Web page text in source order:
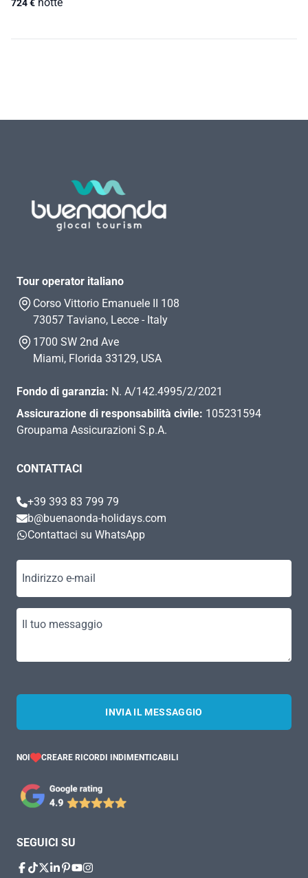
724€ notte
Tour operator italiano
Corso Vittorio Emanuele II 108
73057 Taviano, Lecce - Italy
1700 SW 2nd Ave
Miami, Florida 33129, USA
Fondo di garanzia: N. A/142.4995/2/2021
Assicurazione di responsabilità civile: 105231594
Groupama Assicurazioni S.p.A.
CONTATTACI
+39 393 83 799 79
b@buenaonda-holidays.com
Contattaci su WhatsApp
Indirizzo e-mail
Il tuo messaggio
INVIA IL MESSAGGIO
NOI CREARE RICORDI INDIMENTICABILI
SEGUICI SU